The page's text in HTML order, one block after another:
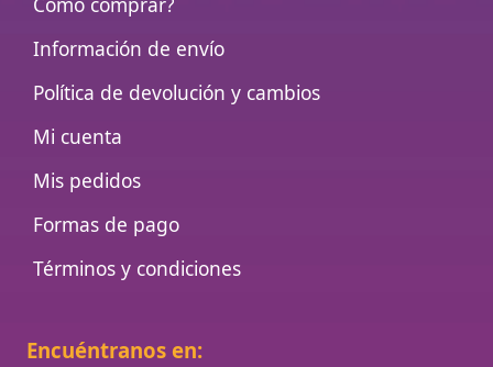
Información de envío
Política de devolución y cambios
Mi cuenta
Mis pedidos
Formas de pago
Términos y condiciones
Encuéntranos en: